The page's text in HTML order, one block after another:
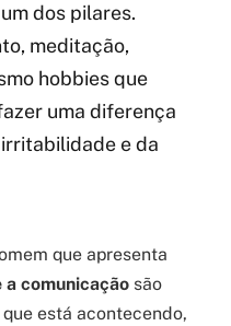
dos pilares.
meditação,
hobbies que
uma diferença
e da
que apresenta
a comunicação são
está acontecendo,